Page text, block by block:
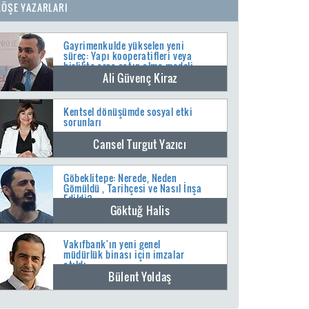
YAZARLARI
Gayrimenkulde yükselen yeni
süreç: Yapı kooperatifleri veya
birlikte arsa satın alma modeli
Ali Güvenç Kiraz
Kentsel dönüşümde sosyal etki
sorunları
Cansel Turgut Yazıcı
Göbeklitepe: Nerede, Neden
Gömüldü , Tarihçesi ve Nasıl İnşa
Edildi?
Göktuğ Halis
Vakıfbank'ın yeni genel
müdürlük binası için imzalar
atıldı
Bülent Yoldaş